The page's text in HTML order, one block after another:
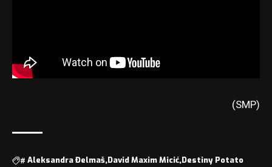
(SMP)
# Aleksandra Đelmaš David Maxim Micić Destiny Potato